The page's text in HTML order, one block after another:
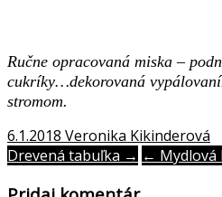
Ručne opracovaná miska –
cukríky…dekorovaná
stromom.
6.1.2018 Veronika Kikinderová
Post
navigation
Drevená tabuľka → ← Mydlová